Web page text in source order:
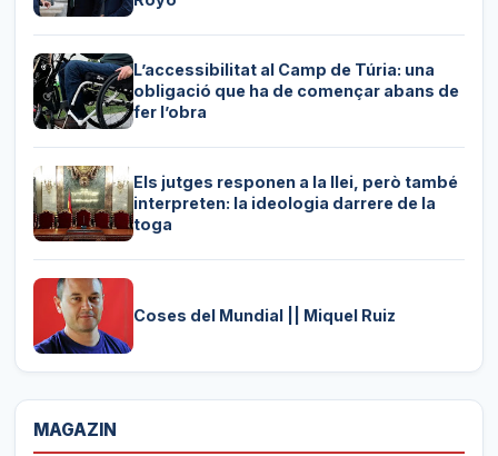
L’accessibilitat al Camp de Túria: una
obligació que ha de començar abans de
fer l’obra
Els jutges responen a la llei, però també
interpreten: la ideologia darrere de la
toga
Coses del Mundial || Miquel Ruiz
MAGAZIN